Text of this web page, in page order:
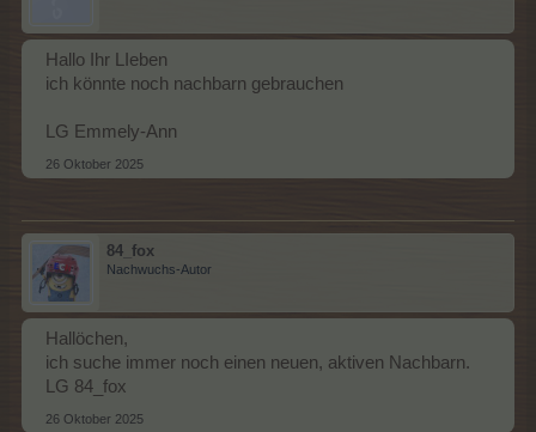
Hallo Ihr LIeben
ich könnte noch nachbarn gebrauchen
LG Emmely-Ann
26 Oktober 2025
84_fox
Nachwuchs-Autor
Hallöchen,
ich suche immer noch einen neuen, aktiven Nachbarn.
LG 84_fox
26 Oktober 2025